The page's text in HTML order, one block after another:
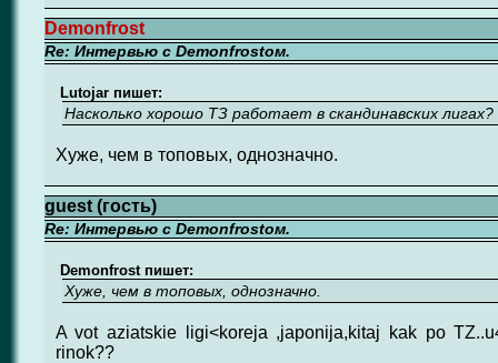
Demonfrost
Re: Интервью с Demonfrostом.
Lutojar пишет:
Насколько хорошо ТЗ работает в скандинавских лигах?
Хуже, чем в топовых, однозначно.
guest (гость)
Re: Интервью с Demonfrostом.
Demonfrost пишет:
Хуже, чем в топовых, однозначно.
A vot aziatskie ligi<koreja ,japonija,kitaj kak po
rinok??